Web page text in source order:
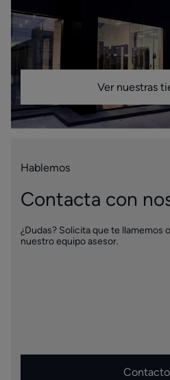
Ver nuestras
Hablemos
Contacta con
¿Dudas? Solicita que te llamemos
nuestro equipo asesor.
Contacto